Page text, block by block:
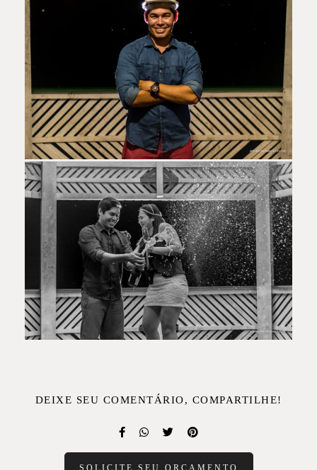
DEIXE SEU COMENTÁRIO, COMPARTILHE!